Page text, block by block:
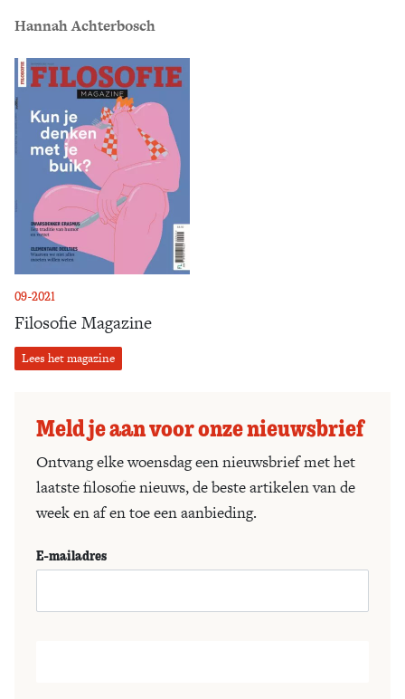
09-2021
Filosofie Magazine
Lees het magazine
Hannah Achterbosch
Meld je aan voor onze nieuwsbrief
Ontvang elke woensdag een nieuwsbrief met het
laatste filosofie nieuws, de beste artikelen van de
week en af en toe een aanbieding.
E-mailadres